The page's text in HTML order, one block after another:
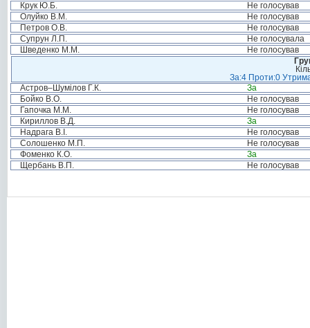
Крук Ю.Б.
Не голосував
Олуйко В.М.
Не голосував
Петров О.В.
Не голосував
Супрун Л.П.
Не голосувала
Шведенко М.М.
Не голосував
За:4 Проти:0
Астров–Шумілов Г.К.
За
Бойко В.О.
Не голосував
Гапочка М.М.
Не голосував
Кириллов В.Д.
За
Надрага В.І.
Не голосував
Солошенко М.П.
Не голосував
Фоменко К.О.
За
Щербань В.П.
Не голосував